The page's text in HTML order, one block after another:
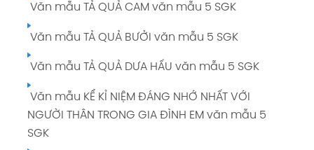
Văn mẫu TẢ QUẢ CAM văn mẫu 5 SGK
Văn mẫu TẢ QUẢ BƯỞI văn mẫu 5 SGK
Văn mẫu TẢ QUẢ DƯA HẤU văn mẫu 5 SGK
Văn mẫu KỂ KỈ NIỆM ĐÁNG NHỚ NHẤT VỚI
NGƯỜI THÂN TRONG GIA ĐÌNH EM văn mẫu 5
SGK